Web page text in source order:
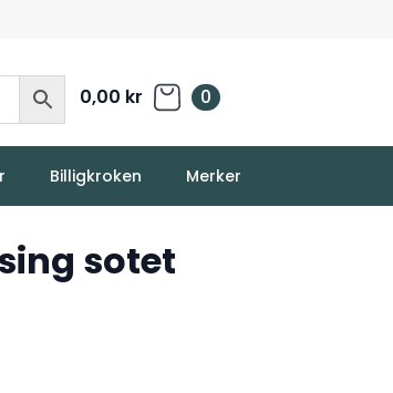
0,00 kr 0
Billigkroken Merker
sotet